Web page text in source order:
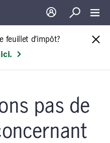
Ouverture de
Recherche
feuillet d’impôt?
pas de